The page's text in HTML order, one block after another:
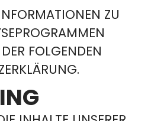
ZU
FOLGENDEN